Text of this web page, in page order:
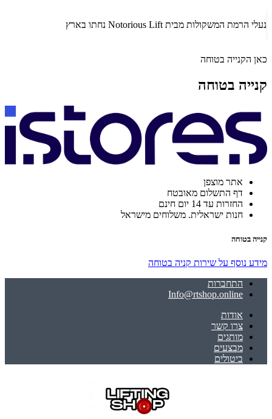
כאן הקנייה בטוחה
קנייה בטוחה
אתר מוצפן
דף התשלום מאובטח
החזרות עד 14 יום חינם
חנות ישראלית. משלוחים מישראל
קנייה בטוחה
מידע נוסף על שירות קניה בטוחה
התחברות
Info@rtshop.online
אודות
צרו קשר
מותגים
מבצעים
ביטולים